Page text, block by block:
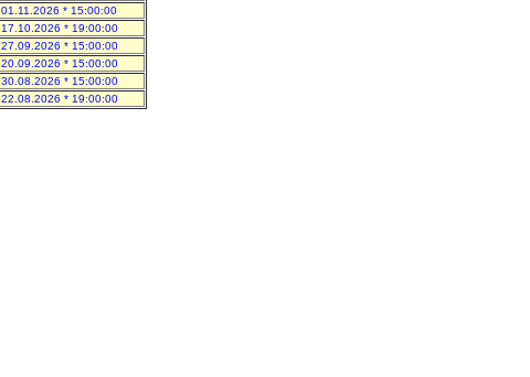
01.11.2026 * 15:00:00
17.10.2026 * 19:00:00
27.09.2026 * 15:00:00
20.09.2026 * 15:00:00
30.08.2026 * 15:00:00
22.08.2026 * 19:00:00